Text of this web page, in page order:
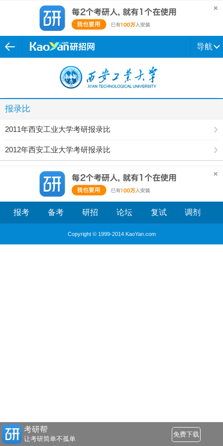
导航
报录比
2011年西安工业大学考研报录比
2012年西安工业大学考研报录比
报考 备考 研招 论坛 复试 调剂
Copyright © 1999-2014 KaoYan.com
考研帮
让考研简单不孤单
免费下载